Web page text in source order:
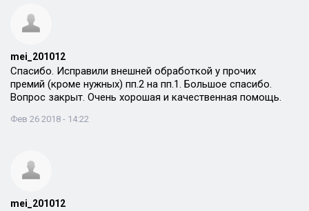
mei_201012
Спасибо. Исправили внешней обработкой у прочих
премий (кроме нужных) пп.2 на пп.1. Большое спасибо.
Вопрос закрыт. Очень хорошая и качественная помощь.
Фев 26 2018 - 14:22
mei_201012